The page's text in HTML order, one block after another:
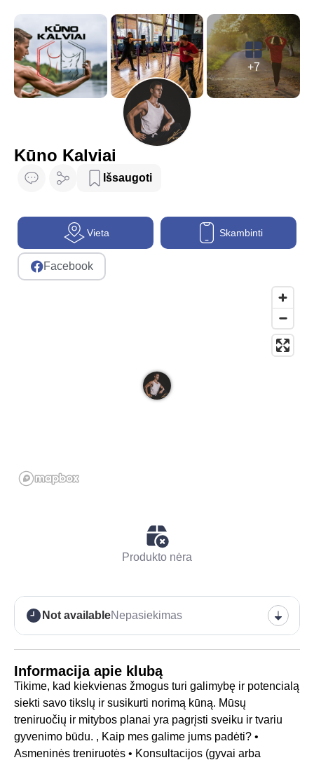
+7
Kūno Kalviai
Išsaugoti
Informacija apie klubą
Tikime, kad kiekvienas žmogus turi galimybę ir potencialą
siekti savo tikslų ir susikurti norimą kūną. Mūsų
treniruočių ir mitybos planai yra pagrįsti sveiku ir tvariu
gyvenimo būdu. , Kaip mes galime jums padėti? •
Asmeninės treniruotės • Konsultacijos (gyvai arba
Vieta Skambinti
Facebook
Produkto nėra
Not availableNepasiekimas